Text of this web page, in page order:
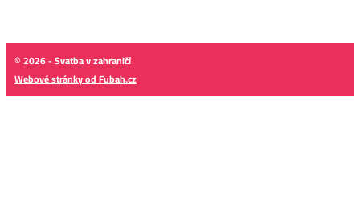
© 2026 - Svatba v zahraničí
Webové stránky od Fubah.cz